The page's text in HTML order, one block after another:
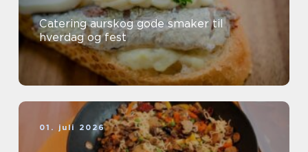
Catering aurskog gode smaker til
hverdag og fest
01. juli 2026